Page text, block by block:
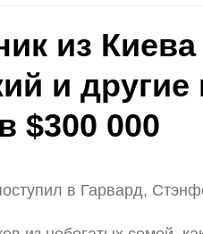
из
и
$300 000
в Гарвард,